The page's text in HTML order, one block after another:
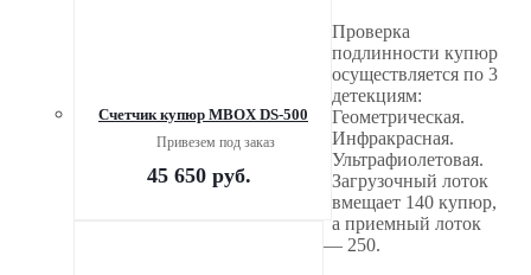
Счетчик купюр MBOX DS-500
Привезем под заказ
45 650 руб.
Проверка
подлинности купюр
осуществляется по 3
детекциям:
Геометрическая.
Инфракрасная.
Ультрафиолетовая.
Загрузочный лоток
вмещает 140 купюр,
а приемный лоток
— 250.